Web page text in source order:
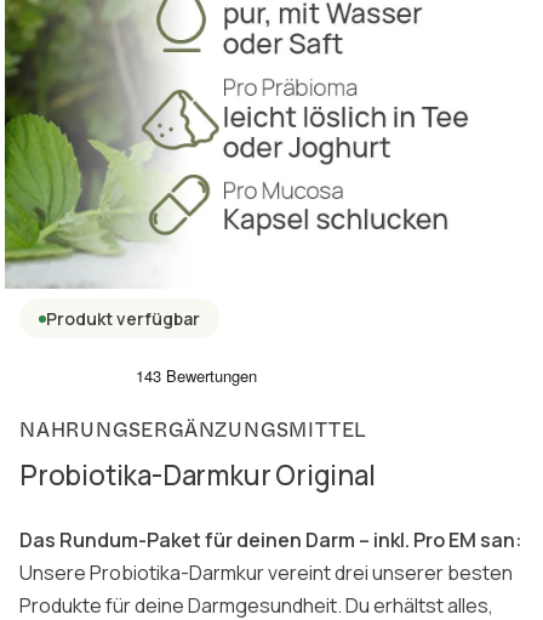
Produkt verfügbar
NAHRUNGSERGÄNZUNGSMITTEL
Probiotika-Darmkur Original
Das Rundum-Paket für deinen Darm – inkl. Pro EM san:
Unsere Probiotika-Darmkur vereint drei unserer besten
Produkte für deine Darmgesundheit. Du erhältst alles,